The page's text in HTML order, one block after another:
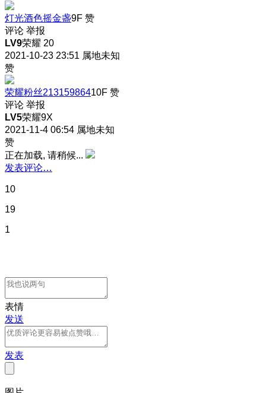
灯光酒色摇金盏9F 赞
评论 举报
LV9荣耀 20
2021-10-23 23:51 属地未知
赞
荣耀粉丝21315986410F 赞
评论 举报
LV5荣耀9X
2021-11-4 06:54 属地未知
赞
正在加载, 请稍候...
发表评论…
10
19
1
表情
发送
发表